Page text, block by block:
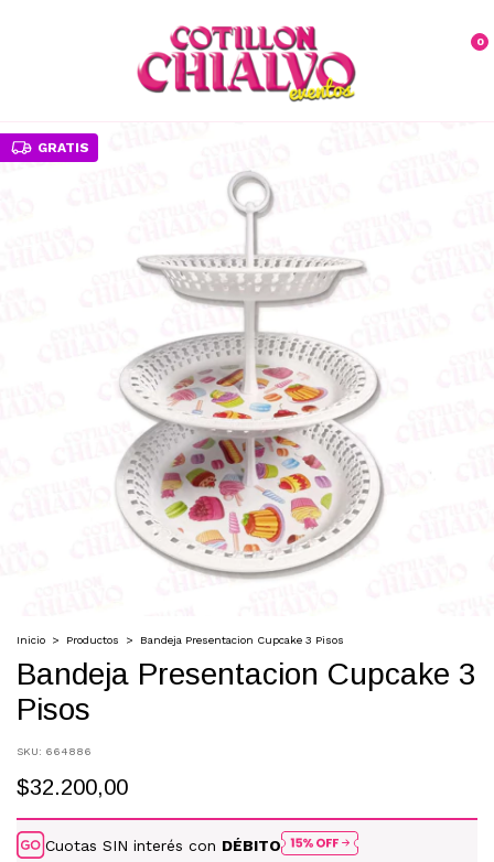
0
GRATIS
Inicio > Productos > Bandeja Presentacion Cupcake 3 Pisos
Bandeja Presentacion Cupcake 3
Pisos
SKU: 664886
$32.200,00
Cuotas SIN interés con DÉBITO